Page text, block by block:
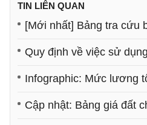
TIN LIÊN QUAN
[Mới nhất] Bảng tra cứu
Quy định về việc sử
Infographic: Mức lương
Cập nhật: Bảng giá đất